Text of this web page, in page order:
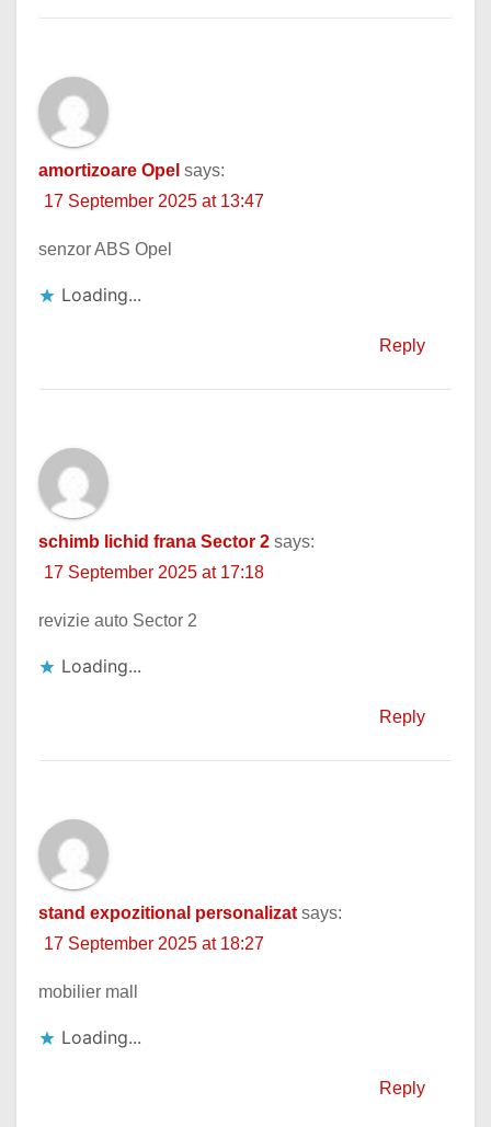
amortizoare Opel says:
17 September 2025 at 13:47
senzor ABS Opel
Loading...
Reply
schimb lichid frana Sector 2 says:
17 September 2025 at 17:18
revizie auto Sector 2
Loading...
Reply
stand expozitional personalizat says:
17 September 2025 at 18:27
mobilier mall
Loading...
Reply